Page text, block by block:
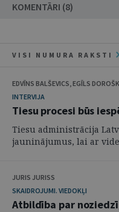
KOMENTĀRI (8)
VISI NUMURA RAKSTI
EDVĪNS BALŠEVICS, EGĪLS
INTERVIJA
Tiesu procesi būs
Tiesu administrācija
jauninājumus, lai ar
JURIS JURISS
SKAIDROJUMI. VIEDOKĻI
Atbildība par